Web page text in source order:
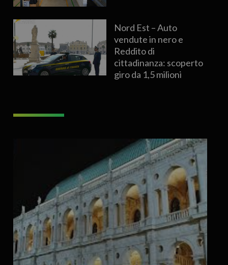
Nord Est – Auto
vendute in nero e
Reddito di
cittadinanza: scoperto
giro da 1,5 milioni